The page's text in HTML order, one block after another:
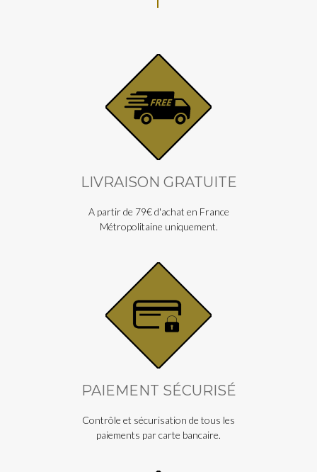
LIVRAISON GRATUITE
A partir de 79€ d'achat en France
Métropolitaine uniquement.
PAIEMENT SÉCURISÉ
Contrôle et sécurisation de tous les
paiements par carte bancaire.